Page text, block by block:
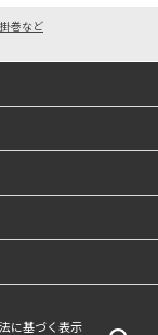
巻など
に基づく表示